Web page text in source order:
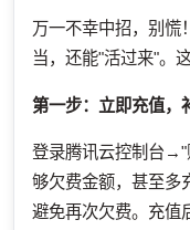
万一不幸中招，别慌
当，还能"活过来"。
第一步：立即充值，
登录腾讯云控制台
够欠费金额，甚至多
避免再次欠费。充值